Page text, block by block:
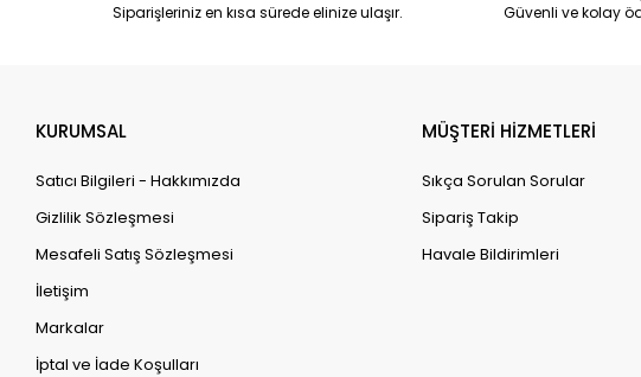
Siparişleriniz en kısa sürede elinize ulaşır. Güvenli ve kolay
KURUMSAL
Satıcı Bilgileri - Hakkımızda
Gizlilik Sözleşmesi
Mesafeli Satış Sözleşmesi
İletişim
Markalar
İptal ve İade Koşulları
MÜŞTERİ HİZMETLERİ
Sıkça Sorulan Sorular
Sipariş Takip
Havale Bildirimleri